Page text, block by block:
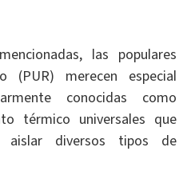
las populares
(PUR) merecen especial
conocidas como
térmico universales que
aislar diversos tipos de